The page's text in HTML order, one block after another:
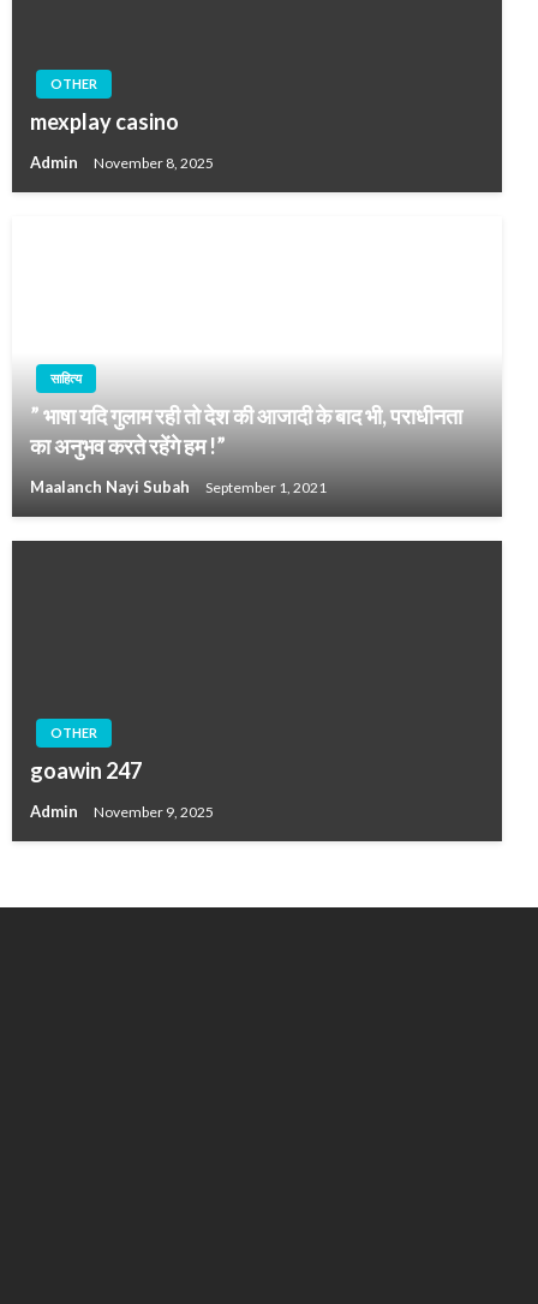
OTHER
mexplay casino
Admin November 8, 2025
साहित्य
” भाषा यदि गुलाम रही तो देश की आजादी के बाद भी, पराधीनता
का अनुभव करते रहेंगे हम !”
Maalanch Nayi Subah September 1, 2021
OTHER
goawin 247
Admin November 9, 2025